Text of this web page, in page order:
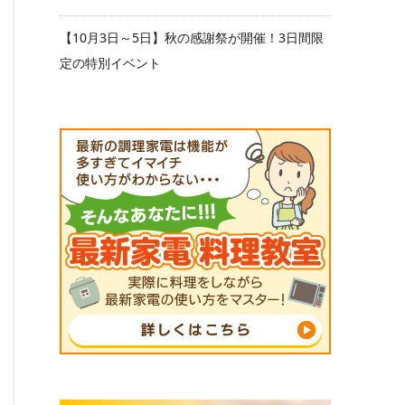
【10月3日～5日】秋の感謝祭が開催！3日間限
定の特別イベント